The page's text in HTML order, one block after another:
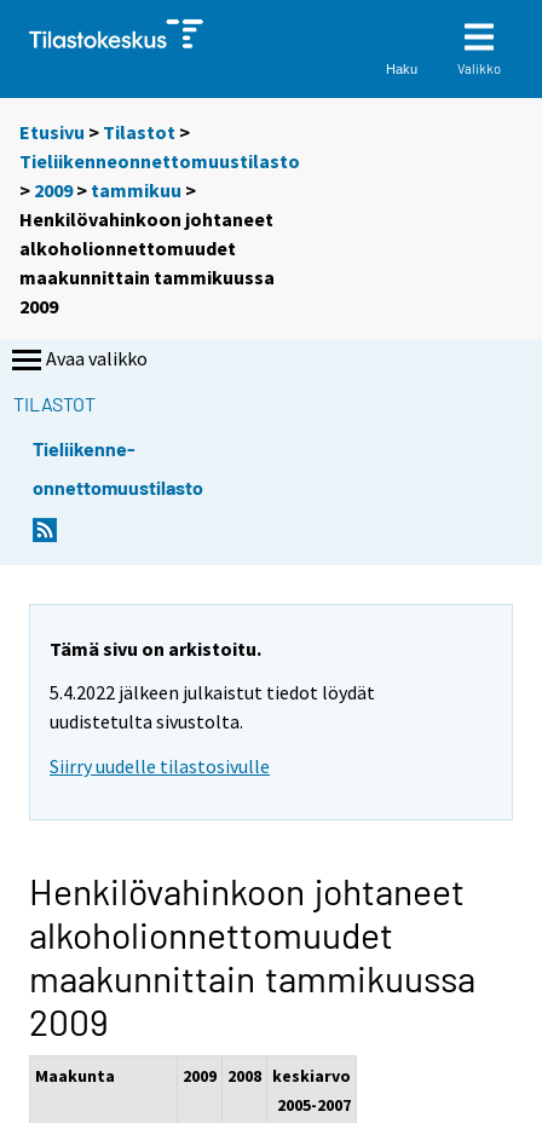
Haku Valikko
Etusivu > Tilastot >
Tieliikenneonnettomuustilasto
> 2009> tammikuu >
Henkilövahinkoon johtaneet
alkoholionnettomuudet
maakunnittain tammikuussa
2009
Avaa valikko
TILASTOT
Tieliikenne-
onnettomuustilasto
Tämä sivu on arkistoitu.
5.4.2022 jälkeen julkaistut tiedot löydät
uudistetulta sivustolta.
Siirry uudelle tilastosivulle
Henkilövahinkoon johtaneet
alkoholionnettomuudet
maakunnittain tammikuussa
2009
Maakunta 2009 2008 keskiarvo
2005-2007